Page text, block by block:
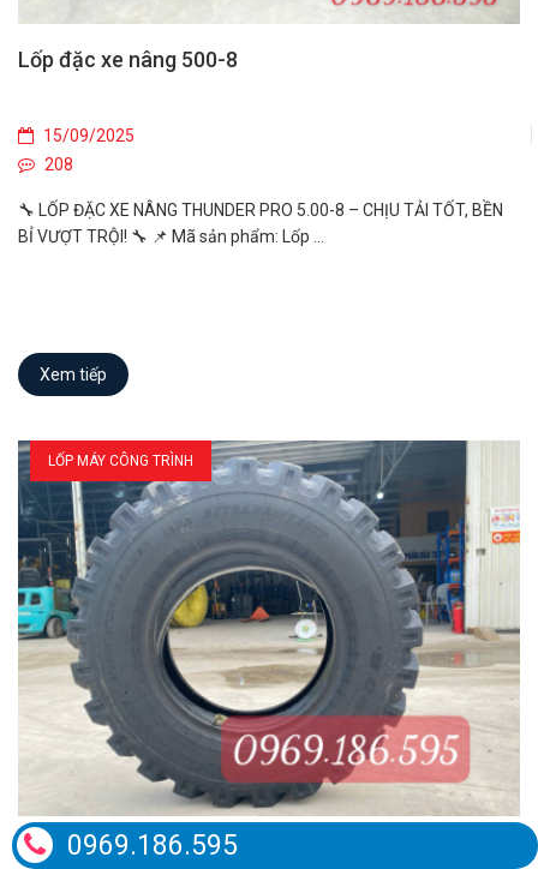
Lốp đặc xe nâng 500-8
15/09/2025
208
🔧 LỐP ĐẶC XE NÂNG THUNDER PRO 5.00-8 – CHỊU TẢI TỐT, BỀN
BỈ VƯỢT TRỘI! 🔧 📌 Mã sản phẩm: Lốp ...
Xem tiếp
LỐP MÁY CÔNG TRÌNH
Lốp 9.00-20
0969.186.595